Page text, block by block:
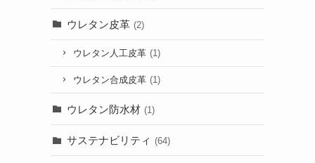
ウレタン皮革 (2)
ウレタン人工皮革 (1)
ウレタン合成皮革 (1)
ウレタン防水材 (1)
サステナビリティ (64)